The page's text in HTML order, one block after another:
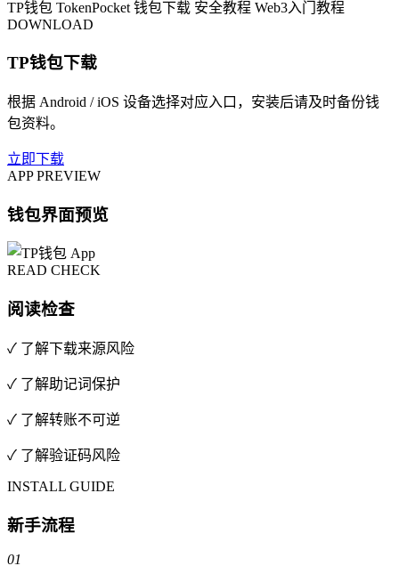
TP钱包 TokenPocket 钱包下载 安全教程 Web3入门教程
DOWNLOAD
TP钱包下载
根据 Android / iOS 设备选择对应入口，安装后请及时备份钱
包资料。
立即下载
APP PREVIEW
钱包界面预览
READ CHECK
阅读检查
✓ 了解下载来源风险
✓ 了解助记词保护
✓ 了解转账不可逆
✓ 了解验证码风险
INSTALL GUIDE
新手流程
01